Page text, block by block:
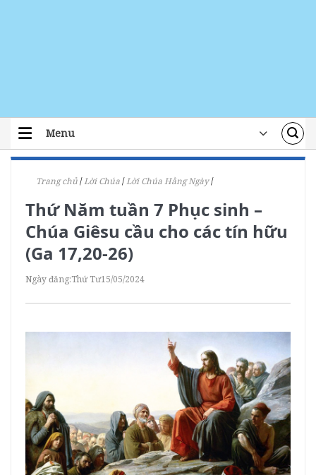
Menu
TRANG CHỦ
ĐOÀN THỂ
ÁI TÍN
ĐÀO TẠO
LỜI CHÚA
VĂN HOÁ NGHỆ THUẬT
LIÊN HỆ
Trang chủ/Lời Chúa/Lời Chúa Hằng Ngày/
Thứ Năm tuần 7 Phục sinh –
Chúa Giêsu cầu cho các tín hữu
(Ga 17,20-26)
Ngày đăng:Thứ Tư15/05/2024